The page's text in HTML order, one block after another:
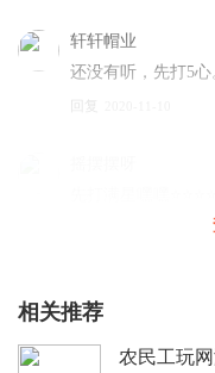
轩轩帽业
还没有听，先打5
回复
越听越耳熟，太像
2020-07-11
相关推荐
农民工玩